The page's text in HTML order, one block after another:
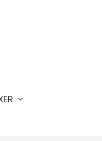
keyboard_arrow_down